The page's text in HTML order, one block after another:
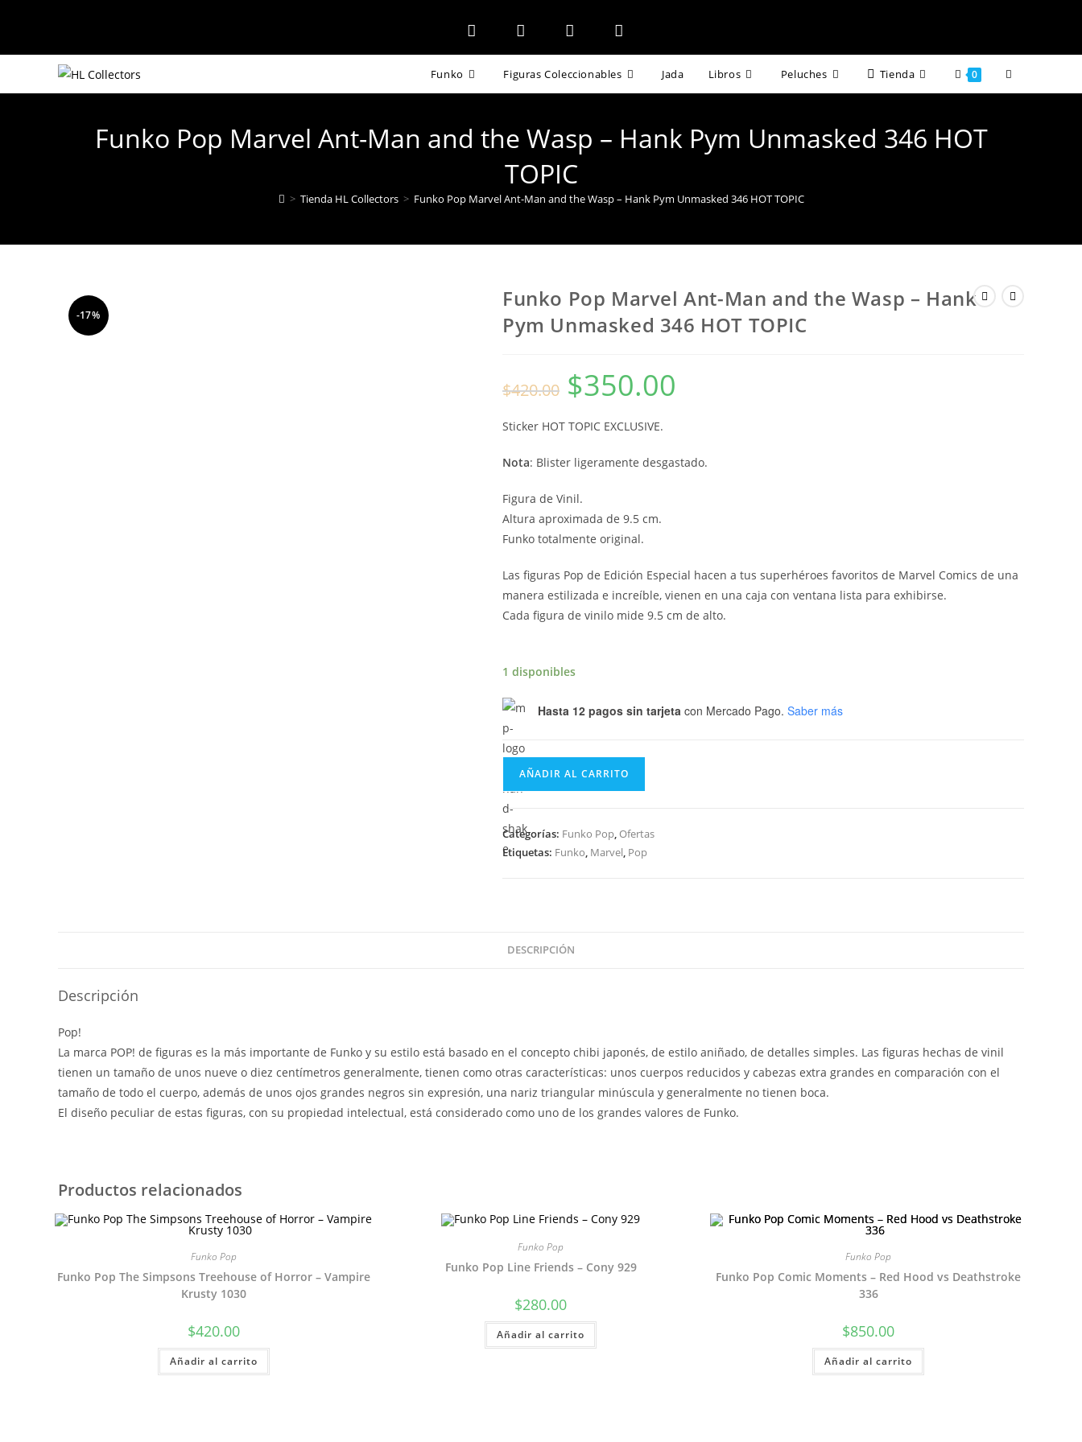
Funko Figuras Coleccionables Jada Libros Peluches Tienda 0 Alternar
Funko Pop Marvel Ant-Man and the Wasp – Hank Pym Unmasked 346 HOT
TOPIC
> Tienda HL Collectors > Funko Pop Marvel Ant-Man and the Wasp – Hank Pym Unmasked 346 HOT TOPIC
-17%
Funko Pop Marvel Ant-Man and the Wasp – Hank
Pym Unmasked 346 HOT TOPIC
$420.00
El
precio
original
$420.00.
$350.00
Sticker HOT TOPIC EXCLUSIVE.
Nota: Blister ligeramente desgastado.
Figura de Vinil.
Altura aproximada de 9.5 cm.
Funko totalmente original.
Las figuras Pop de Edición Especial hacen a tus superhéroes favoritos de Marvel Comics de una
manera estilizada e increíble, vienen en una caja con ventana lista para exhibirse.
Cada figura de vinilo mide 9.5 cm de alto.
1 disponibles
Hasta 12 pagos sin tarjeta con Mercado Pago. Saber más
Funko
Marvel
Ant-
Man
Hank
TOPIC
cantidad
AÑADIR AL CARRITO
Categorías: Funko Pop,Ofertas
Etiquetas: Funko, Marvel, Pop
DESCRIPCIÓN
Descripción
Pop!
La marca POP! de figuras es la más importante de Funko y su estilo está basado en el concepto chibi japonés, de estilo aniñado, de detalles simples. Las figuras hechas de vinil
tienen un tamaño de unos nueve o diez centímetros generalmente, tienen como otras características: unos cuerpos reducidos y cabezas extra grandes en comparación con el
tamaño de todo el cuerpo, además de unos ojos grandes negros sin expresión, una nariz triangular minúscula y generalmente no tienen boca.
El diseño peculiar de estas figuras, con su propiedad intelectual, está considerado como uno de los grandes valores de Funko.
Productos relacionados
Funko Pop
Funko Pop The Simpsons Treehouse of Horror – Vampire
Krusty 1030
$420.00
Añadir al carrito
Funko Pop
Funko Pop Line Friends – Cony 929
$280.00
Añadir al carrito
Funko Pop
Funko Pop Comic Moments – Red Hood vs Deathstroke
336
$850.00
Añadir al carrito